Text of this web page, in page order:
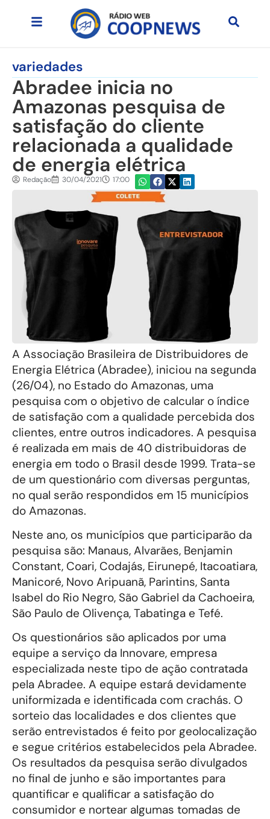
variedades
Abradee inicia no
Amazonas pesquisa de
satisfação do cliente
relacionada a qualidade
de energia elétrica
Redação 30/04/2021 17:00
A Associação Brasileira de Distribuidores de
Energia Elétrica (Abradee), iniciou na segunda
(26/04), no Estado do Amazonas, uma
pesquisa com o objetivo de calcular o índice
de satisfação com a qualidade percebida dos
clientes, entre outros indicadores. A pesquisa
é realizada em mais de 40 distribuidoras de
energia em todo o Brasil desde 1999. Trata-se
de um questionário com diversas perguntas,
no qual serão respondidos em 15 municípios
do Amazonas.
Neste ano, os municípios que participarão da
pesquisa são: Manaus, Alvarães, Benjamin
Constant, Coari, Codajás, Eirunepé, Itacoatiara,
Manicoré, Novo Aripuanã, Parintins, Santa
Isabel do Rio Negro, São Gabriel da Cachoeira,
São Paulo de Olivença, Tabatinga e Tefé.
Os questionários são aplicados por uma
equipe a serviço da Innovare, empresa
especializada neste tipo de ação contratada
pela Abradee. A equipe estará devidamente
uniformizada e identificada com crachás. O
sorteio das localidades e dos clientes que
serão entrevistados é feito por geolocalização
e segue critérios estabelecidos pela Abradee.
Os resultados da pesquisa serão divulgados
no final de junho e são importantes para
quantificar e qualificar a satisfação do
consumidor e nortear algumas tomadas de